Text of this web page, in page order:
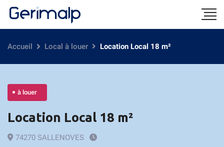
Accueil Local à louer Location Local 18 m²
à louer
Location Local 18 m²
74270 SALLENOVES